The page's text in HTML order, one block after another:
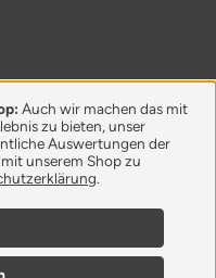
Auch wir machen das mit
zu bieten, unser
Auswertungen der
unserem Shop zu
.